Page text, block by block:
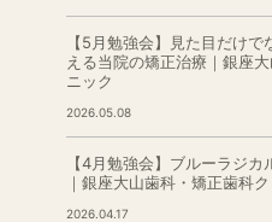
【5月勉強会】見た目だけ
える当院の矯正治療｜銀座
ニック
2026.05.08
【4月勉強会】ブルーラジ
｜銀座大山歯科・矯正歯科
2026.04.17